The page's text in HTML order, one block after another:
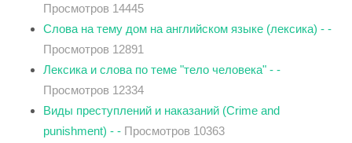
Просмотров 14445
Слова на тему дом на английском языке (лексика) - -
Просмотров 12891
Лексика и слова по теме "тело человека" - -
Просмотров 12334
Виды преступлений и наказаний (Crime and
punishment) - - Просмотров 10363